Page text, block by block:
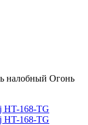
налобный Огонь